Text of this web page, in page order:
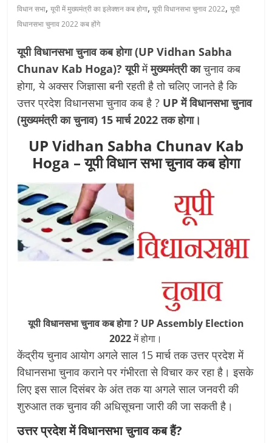
विधान सभा,यूपी में मुख्यमंत्री का इलेक्शन कब होगा,यूपी विधानसभा चुनाव 2022,यूपी
विधानसभा चुनाव 2022 कब होंगे
यूपी विधानसभा चुनाव कब होगा (UP Vidhan Sabha
Chunav Kab Hoga)? यूपीमेंमुख्यमंत्री काचुनाव कब
होगा, ये अक्सर जिज्ञासा बनी रहती है तो चलिए जानते है कि
उत्तर प्रदेश विधानसभा चुनाव कब है ? UP में विधानसभा चुनाव
(मुख्यमंत्री का चुनाव) 15 मार्च 2022 तक होगा।
UP Vidhan Sabha Chunav Kab
Hoga – यूपी विधान सभा चुनाव कब होगा
यूपी विधानसभा चुनाव कब होगा ? UP Assembly Election
2022में होगा।
केंद्रीय चुनाव आयोग अगले साल 15 मार्च तक उत्तर प्रदेश में
विधानसभा चुनाव कराने पर गंभीरता से विचार कर रहा है। इसके
लिए इस साल दिसंबर के अंत तक या अगले साल जनवरी की
शुरुआत तक चुनाव की अधिसूचना जारी की जा सकती है।
उत्तर प्रदेश में विधानसभा चुनाव कब हैं?